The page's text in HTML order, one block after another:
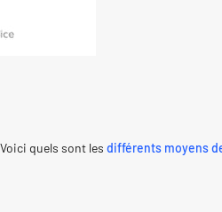
quels sont les différents moyens